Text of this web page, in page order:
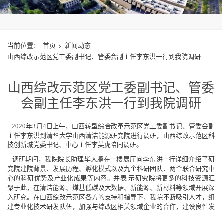
当前位置： 首页
新闻动态
山西综改示范区党工委副书记、管委会副主任李东洪一行到我院调研
山西综改示范区党工委副书记、管委
会副主任李东洪一行到我院调研
2020年3月4日上午，山西转型综合改革示范区党工委副书记、管委会副
主任李东洪到清华大学山西清洁能源研究院进行调研，山西综改示范区科
技创新城党委书记、中心主任李英虎陪同调研。
调研期间，我院院长助理毕大鹏在一楼展厅向李东洪一行详细介绍了研
究院建院背景、发展历程、孵化模式以及九个科研团队、两个联合研究中
心的科研优势及产业化成果等内容。并表 示研究院将更多的科技资源汇
聚于此，在清洁能源、煤基低碳及大数据、新能源、新材料等领域开展深
入研究。在山西综改示范区各方的支持和指导下，我院不断吸引人才，组
建专业化技术研发队伍，加强与综改区相关领域企业的合作，建设良性发